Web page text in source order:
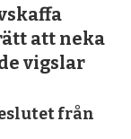
att neka
vigslar
från